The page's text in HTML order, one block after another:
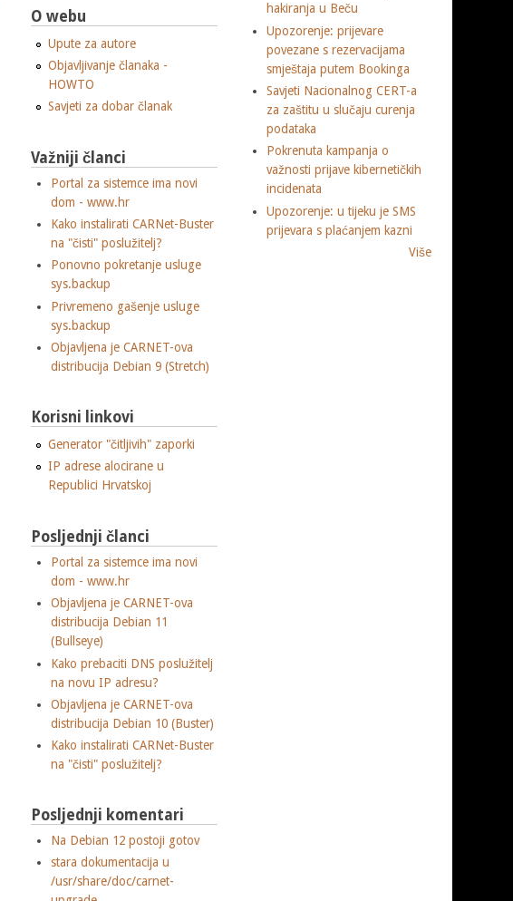
O webu
Upute za autore
Objavljivanje članaka -
HOWTO
Savjeti za dobar članak
Važniji članci
Portal za sistemce ima novi
dom - www.hr
Kako instalirati CARNet-Buster
na "čisti" poslužitelj?
Ponovno pokretanje usluge
sys.backup
Privremeno gašenje usluge
sys.backup
Objavljena je CARNET-ova
distribucija Debian 9 (Stretch)
Korisni linkovi
Generator "čitljivih" zaporki
IP adrese alocirane u
Republici Hrvatskoj
Posljednji članci
Portal za sistemce ima novi
dom - www.hr
Objavljena je CARNET-ova
distribucija Debian 11
(Bullseye)
Kako prebaciti DNS poslužitelj
na novu IP adresu?
Objavljena je CARNET-ova
distribucija Debian 10 (Buster)
Kako instalirati CARNet-Buster
na "čisti" poslužitelj?
Posljednji komentari
Na Debian 12 postoji gotov
stara dokumentacija u
/usr/share/doc/carnet-
hakiranja u Beču
Upozorenje: prijevare
povezane s rezervacijama
smještaja putem Bookinga
Savjeti Nacionalnog CERT-a
za zaštitu u slučaju curenja
podataka
Pokrenuta kampanja o
važnosti prijave kibernetičkih
incidenata
Upozorenje: u tijeku je SMS
prijevara s plaćanjem kazni
Više